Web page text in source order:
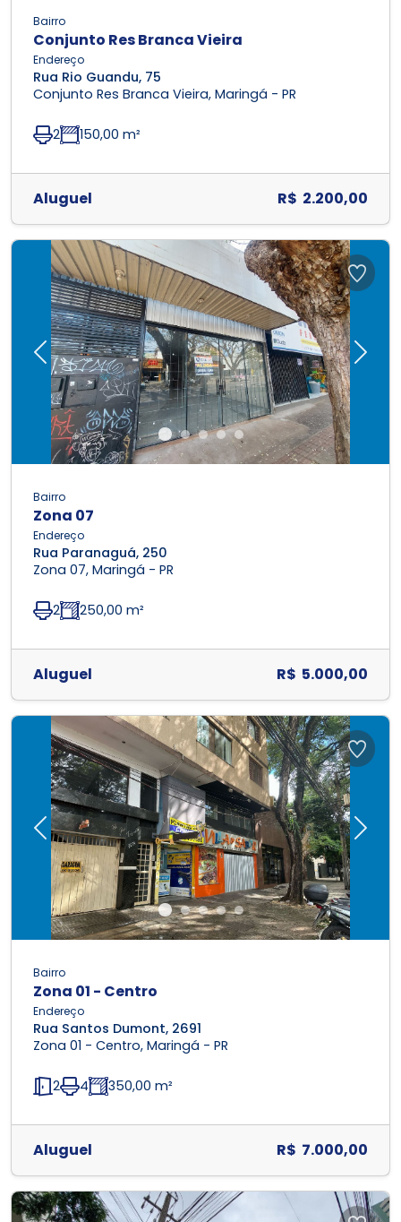
Bairro
Conjunto Res Branca Vieira
Endereço
Rua Rio Guandu, 75
Conjunto Res Branca Vieira, Maringá - PR
2 150,00 m²
Aluguel R$ 2.200,00
Previous Next
Bairro
Zona 07
Endereço
Rua Paranaguá, 250
Zona 07, Maringá - PR
2 250,00 m²
Aluguel R$ 5.000,00
Previous Next
Bairro
Zona 01 - Centro
Endereço
Rua Santos Dumont, 2691
Zona 01 - Centro, Maringá - PR
2 4 350,00 m²
Aluguel R$ 7.000,00